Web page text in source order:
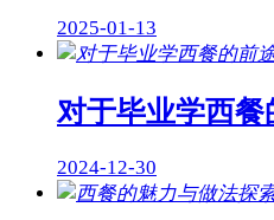
2025-01-13
对于毕业学西餐
2024-12-30